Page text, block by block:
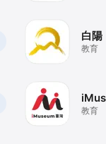
白陽
教育
教育